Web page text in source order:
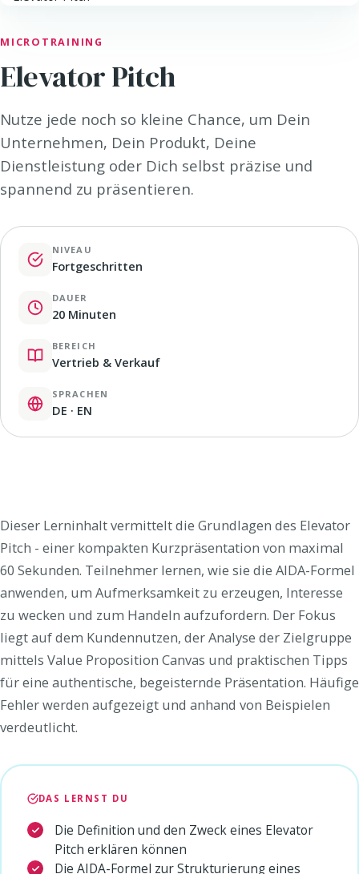
MICROTRAINING
Elevator Pitch
Nutze jede noch so kleine Chance, um Dein
Unternehmen, Dein Produkt, Deine
Dienstleistung oder Dich selbst präzise und
spannend zu präsentieren.
NIVEAU
Fortgeschritten
DAUER
20 Minuten
BEREICH
Vertrieb & Verkauf
SPRACHEN
DE · EN
Dieser Lerninhalt vermittelt die Grundlagen des Elevator
Pitch - einer kompakten Kurzpräsentation von maximal
60 Sekunden. Teilnehmer lernen, wie sie die AIDA-Formel
anwenden, um Aufmerksamkeit zu erzeugen, Interesse
zu wecken und zum Handeln aufzufordern. Der Fokus
liegt auf dem Kundennutzen, der Analyse der Zielgruppe
mittels Value Proposition Canvas und praktischen Tipps
für eine authentische, begeisternde Präsentation. Häufige
Fehler werden aufgezeigt und anhand von Beispielen
verdeutlicht.
DAS LERNST DU
Die Definition und den Zweck eines Elevator
Pitch erklären können
Die AIDA-Formel zur Strukturierung eines